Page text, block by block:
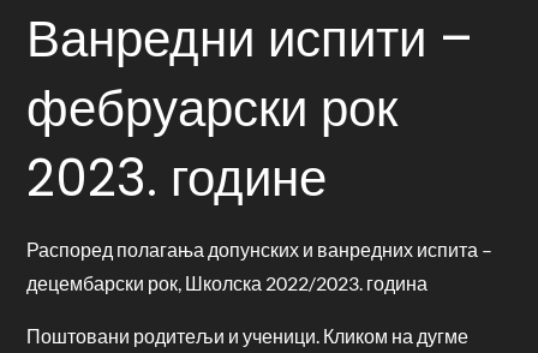
Ванредни испити –
фебруарски рок
2023. године
Распоред полагања допунских и ванредних испита –
децембарски рок, Школска 2022/2023. година
Поштовани родитељи и ученици. Кликом на дугме